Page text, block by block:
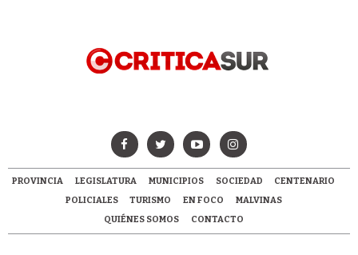
PROVINCIA LEGISLATURA MUNICIPIOS SOCIEDAD
CENTENARIO
POLICIALES
TURISMO EN FOCO
MALVINAS
QUIÉNES SOMOS
CONTACTO